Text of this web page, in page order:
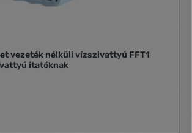
vezeték nélküli vízszivattyú FFT1
itatóknak